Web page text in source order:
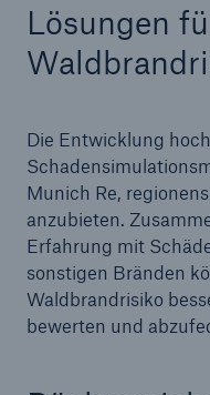
Lösungen
Die Entwicklung
Munich Re,
anzubieten.
Erfahrung mit
sonstigen Bränden
Waldbrandrisiko
bewerten und